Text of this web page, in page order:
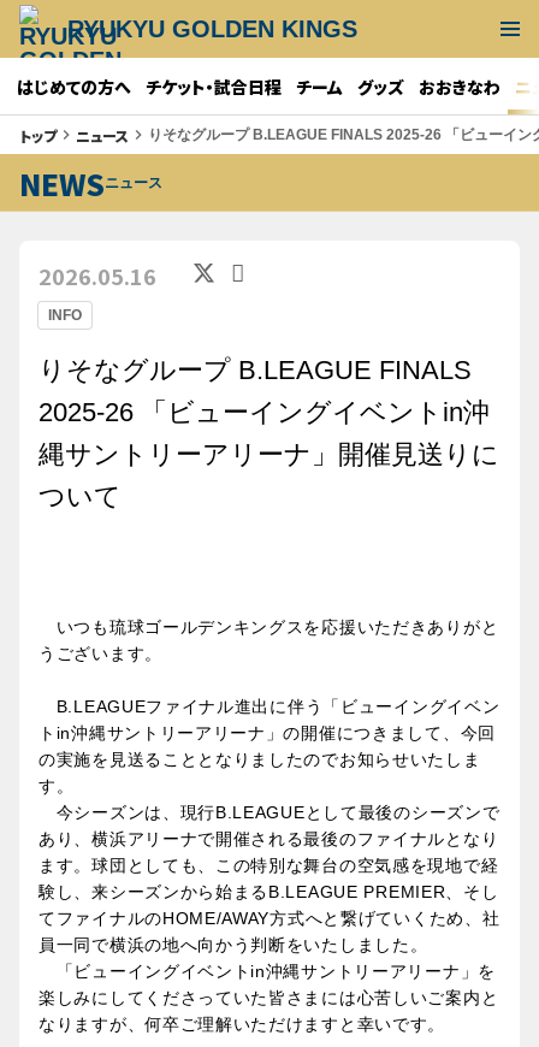
RYUKYU GOLDEN KINGS
はじめての方へ チケット・試合日程 チーム グッズ おおきなわ ニ
トップkeyboard_arrow_right ニュース keyboard_arrow_right りそなグループ B.LEAGUE FINALS 2025-26 「ビューイ
NEWSニュース
INFO
2026.05.16
りそなグループ B.LEAGUE FINALS
2025-26 「ビューイングイベントin沖
縄サントリーアリーナ」開催見送りに
ついて
いつも琉球ゴールデンキングスを応援いただきありがと
うございます。
B.LEAGUEファイナル進出に伴う「ビューイングイベン
トin沖縄サントリーアリーナ」の開催につきまして、今回
の実施を見送ることとなりましたのでお知らせいたしま
す。
今シーズンは、現行B.LEAGUEとして最後のシーズンで
あり、横浜アリーナで開催される最後のファイナルとなり
ます。球団としても、この特別な舞台の空気感を現地で経
験し、来シーズンから始まるB.LEAGUE PREMIER、そし
てファイナルのHOME/AWAY方式へと繋げていくため、社
員一同で横浜の地へ向かう判断をいたしました。
「ビューイングイベントin沖縄サントリーアリーナ」を
楽しみにしてくださっていた皆さまには心苦しいご案内と
なりますが、何卒ご理解いただけますと幸いです。